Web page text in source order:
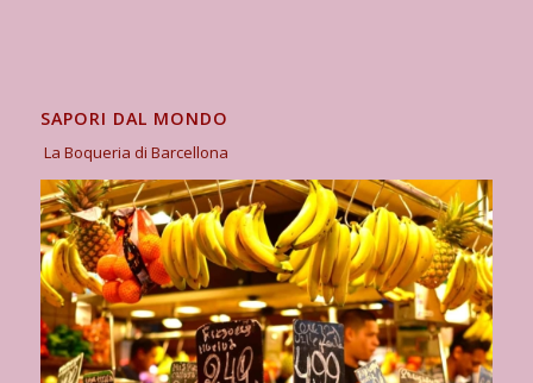
SAPORI DAL MONDO
La Boqueria di Barcellona